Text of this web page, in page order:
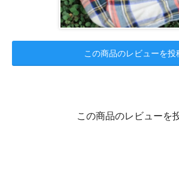
この商品のレビューを投
この商品のレビューを